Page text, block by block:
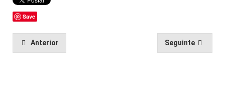
Save
Anterior Seguinte